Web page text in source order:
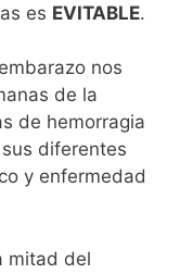
es EVITABLE.
nos
de la
de hemorragia
diferentes
y enfermedad
mitad del